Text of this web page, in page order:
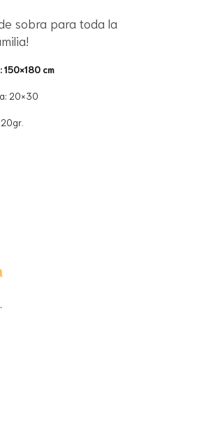
sobra para toda la
150×180 cm
20×30